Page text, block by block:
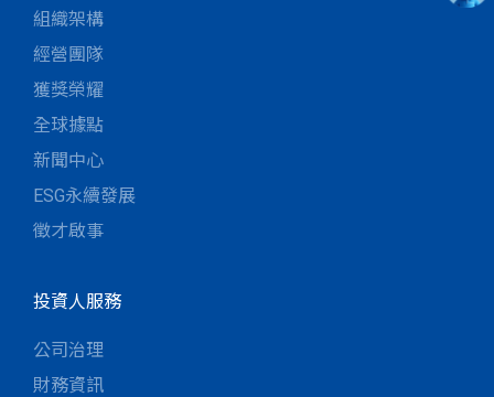
組織架構
經營團隊
獲獎榮耀
全球據點
新聞中心
ESG永續發展
徵才啟事
投資人服務
公司治理
財務資訊